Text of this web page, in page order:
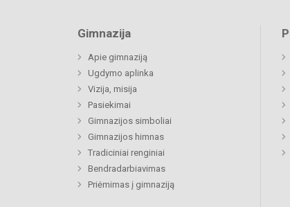
Gimnazija
Apie gimnaziją
Ugdymo aplinka
Vizija, misija
Pasiekimai
Gimnazijos simboliai
Gimnazijos himnas
Tradiciniai renginiai
Bendradarbiavimas
Priėmimas į gimnaziją